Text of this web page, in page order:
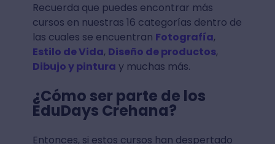
Recuerda que puedes encontrar más
cursos en nuestras 16 categorías dentro de
las cuales se encuentran Fotografía,
Estilo de Vida, Diseño de productos,
Dibujo y pintura y muchas más.
¿Cómo ser parte de los
EduDays Crehana?
Entonces, si estos cursos han despertado